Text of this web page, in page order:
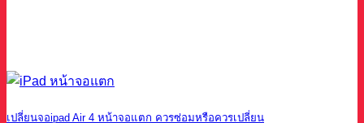
เปลี่ยนจอipad Air 4 หน้าจอแตก ควรซ่อมหรือควรเปลี่ยน